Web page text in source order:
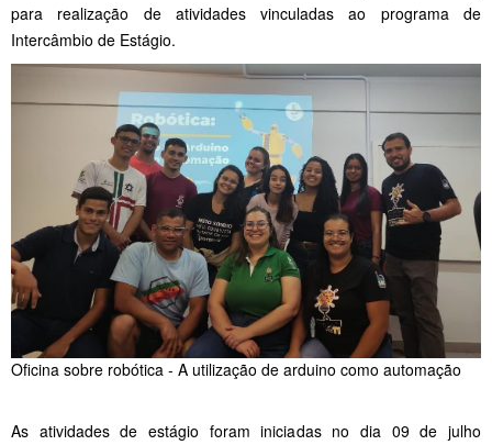
para realização de atividades vinculadas ao programa de
Intercâmbio de Estágio.
Oficina sobre robótica - A utilização de arduino como automação
As atividades de estágio foram iniciadas no dia 09 de julho